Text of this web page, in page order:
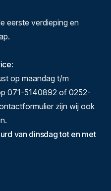
eerste verdieping en
:
op maandag t/m
071-5140892 of 0252-
zijn wij ook
van dinsdag tot en met